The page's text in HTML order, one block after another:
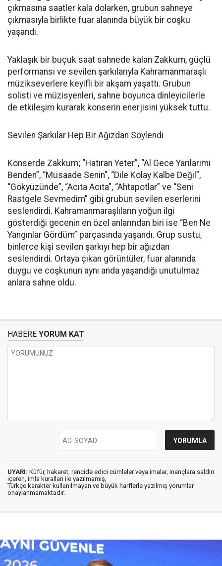
çıkmasına saatler kala dolarken, grubun sahneye
çıkmasıyla birlikte fuar alanında büyük bir coşku
yaşandı.
Yaklaşık bir buçuk saat sahnede kalan Zakkum, güçlü
performansı ve sevilen şarkılarıyla Kahramanmaraşlı
müzikseverlere keyifli bir akşam yaşattı. Grubun
solisti ve müzisyenleri, sahne boyunca dinleyicilerle
de etkileşim kurarak konserin enerjisini yüksek tuttu.
Sevilen Şarkılar Hep Bir Ağızdan Söylendi
Konserde Zakkum; “Hatıran Yeter”, “Al Gece Yarılarımı
Benden”, “Müsaade Senin”, “Dile Kolay Kalbe Değil”,
“Gökyüzünde”, “Acıta Acıta”, “Ahtapotlar” ve “Seni
Rastgele Sevmedim” gibi grubun sevilen eserlerini
seslendirdi. Kahramanmaraşlıların yoğun ilgi
gösterdiği gecenin en özel anlarından biri ise “Ben Ne
Yangınlar Gördüm” parçasında yaşandı. Grup sustu,
binlerce kişi sevilen şarkıyı hep bir ağızdan
seslendirdi. Ortaya çıkan görüntüler, fuar alanında
duygu ve coşkunun aynı anda yaşandığı unutulmaz
anlara sahne oldu.
HABERE YORUM KAT
UYARI: Küfür, hakaret, rencide edici cümleler veya imalar, inançlara saldırı
içeren, imla kuralları ile yazılmamış,
Türkçe karakter kullanılmayan ve büyük harflerle yazılmış yorumlar
onaylanmamaktadır.